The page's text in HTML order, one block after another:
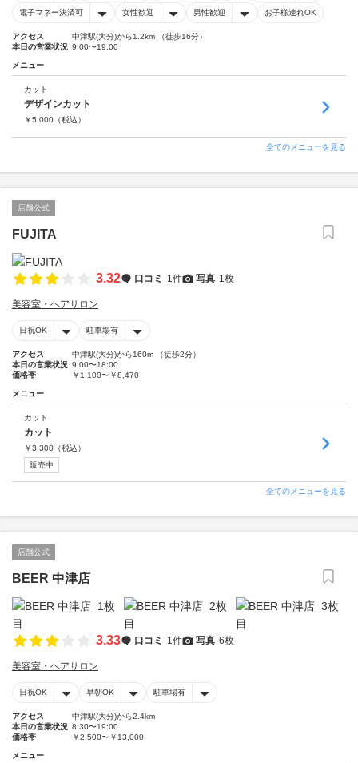
電子マネー決済可 女性歓迎 男性歓迎 お子様連れOK
アクセス
中津駅(大分)から1.2km （徒歩16分）
本日の営業状況 9:00〜19:00
メニュー
カット
デザインカット
￥5,000 （税込）
全てのメニューを見る
店舗公式
FUJITA
3.32 口コミ 1件 写真 1枚
美容室・ヘアサロン
日祝OK 駐車場有
アクセス
中津駅(大分)から160m （徒歩2分）
本日の営業状況 9:00〜18:00
価格帯
￥1,100〜￥8,470
メニュー
カット
カット
￥3,300 （税込）
販売中
全てのメニューを見る
店舗公式
BEER 中津店
3.33 口コミ 1件 写真 6枚
美容室・ヘアサロン
日祝OK 早朝OK 駐車場有
アクセス
中津駅(大分)から2.4km
本日の営業状況 8:30〜19:00
価格帯
￥2,500〜￥13,000
メニュー